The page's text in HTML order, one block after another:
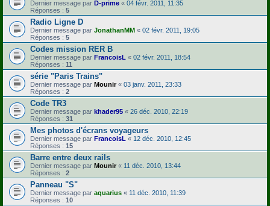
Dernier message par D-prime « 04 févr. 2011, 11:35
Réponses : 5
Radio Ligne D
Dernier message par JonathanMM « 02 févr. 2011, 19:05
Réponses : 5
Codes mission RER B
Dernier message par FrancoisL « 02 févr. 2011, 18:54
Réponses : 11
série "Paris Trains"
Dernier message par Mounir« 03 janv. 2011, 23:33
Réponses : 2
Code TR3
Dernier message par khader95 « 26 déc. 2010, 22:19
Réponses : 31
Mes photos d'écrans voyageurs
Dernier message par FrancoisL « 12 déc. 2010, 12:45
Réponses : 15
Barre entre deux rails
Dernier message par Mounir « 11 déc. 2010, 13:44
Réponses : 2
Panneau "S"
Dernier message par aquarius « 11 déc. 2010, 11:39
Réponses : 10